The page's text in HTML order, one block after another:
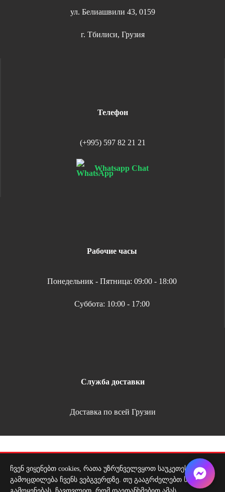
ул. Белиашвили 43, 0159
г. Тбилиси, Грузия
Телефон
(+995) 597 82 21 21
Whatsapp Chat
Рабочие часы
Понедельник - Пятница: 09:00 - 18:00
Суббота: 10:00 - 17:00
Служба доставки
Доставка по всей Грузии
Copyright 2026 | All Rights Reserved |
Удобная оплата
ჩვენ ვიყენებთ cookies, რათა უზრუნველვყოთ საუკეთესო
გამოცდილება ჩვენს ვებგვერდზე. თუ გააგრძელებთ საიტის